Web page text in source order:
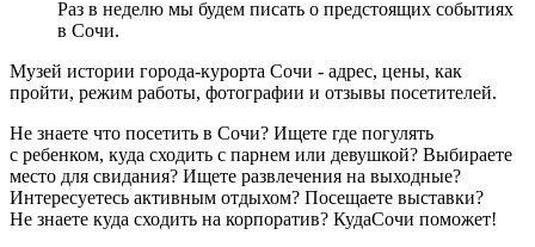
Раз в неделю мы будем писать о предстоящих событиях
в Сочи.
Музей истории города-курорта Сочи - адрес, цены, как
пройти, режим работы, фотографии и отзывы посетителей.
Не знаете что посетить в Сочи? Ищете где погулять
с ребенком, куда сходить с парнем или девушкой? Выбираете
место для свидания? Ищете развлечения на выходные?
Интересуетесь активным отдыхом? Посещаете выставки?
Не знаете куда сходить на корпоратив? КудаСочи поможет!